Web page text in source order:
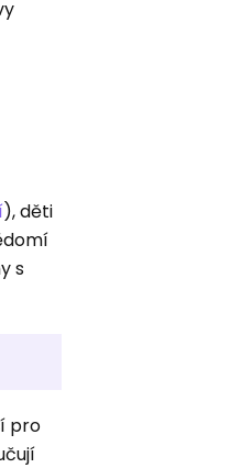
), děti
s
pro